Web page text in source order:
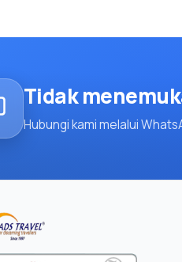
Tidak
Hubungi kami melalui